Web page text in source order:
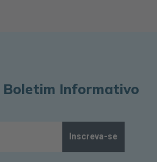
Boletim Informativo
Inscreva-se